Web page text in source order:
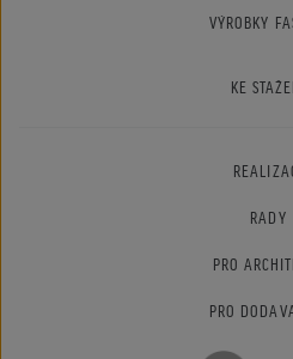
VÝROBKY
KE
RADY
PRO
PRO